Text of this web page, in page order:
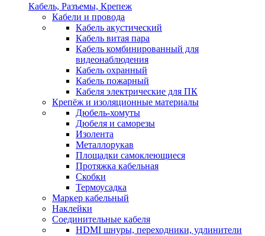
Кабель, Разъемы, Крепеж
Кабели и провода
Кабель акустический
Кабель витая пара
Кабель комбинированный для
видеонаблюдения
Кабель охранный
Кабель пожарный
Кабеля электрические для ПК
Крепёж и изоляционные материалы
Дюбель-хомуты
Дюбеля и саморезы
Изолента
Металлорукав
Площадки самоклеющиеся
Протяжка кабельная
Скобки
Термоусадка
Маркер кабельный
Наклейки
Соединительные кабеля
HDMI шнуры, переходники, удлинители